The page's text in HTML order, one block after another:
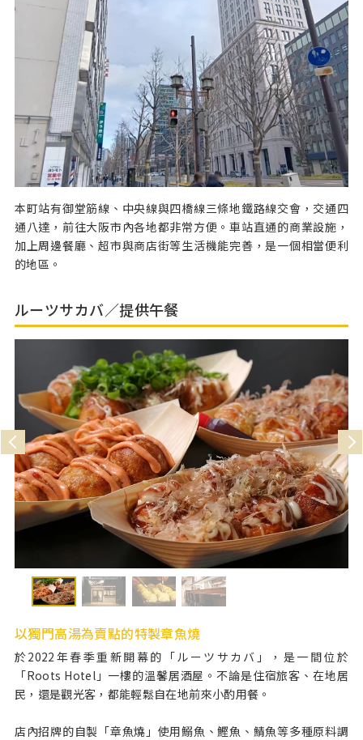
本町站有御堂筋線、中央線與四橋線三條地鐵路線交會，交通四
通八達，前往大阪市內各地都非常方便。車站直通的商業設施，
加上周邊餐廳、超市與商店街等生活機能完善，是一個相當便利
的地區。
ルーツサカバ／提供午餐
以獨門高湯為賣點的特製章魚燒
於2022年春季重新開幕的「ルーツサカバ」，是一間位於
「Roots Hotel」一樓的溫馨居酒屋。不論是住宿旅客、在地居
民，還是觀光客，都能輕鬆自在地前來小酌用餐。
店內招牌的自製「章魚燒」使用鰯魚、鰹魚、鯖魚等多種原料調